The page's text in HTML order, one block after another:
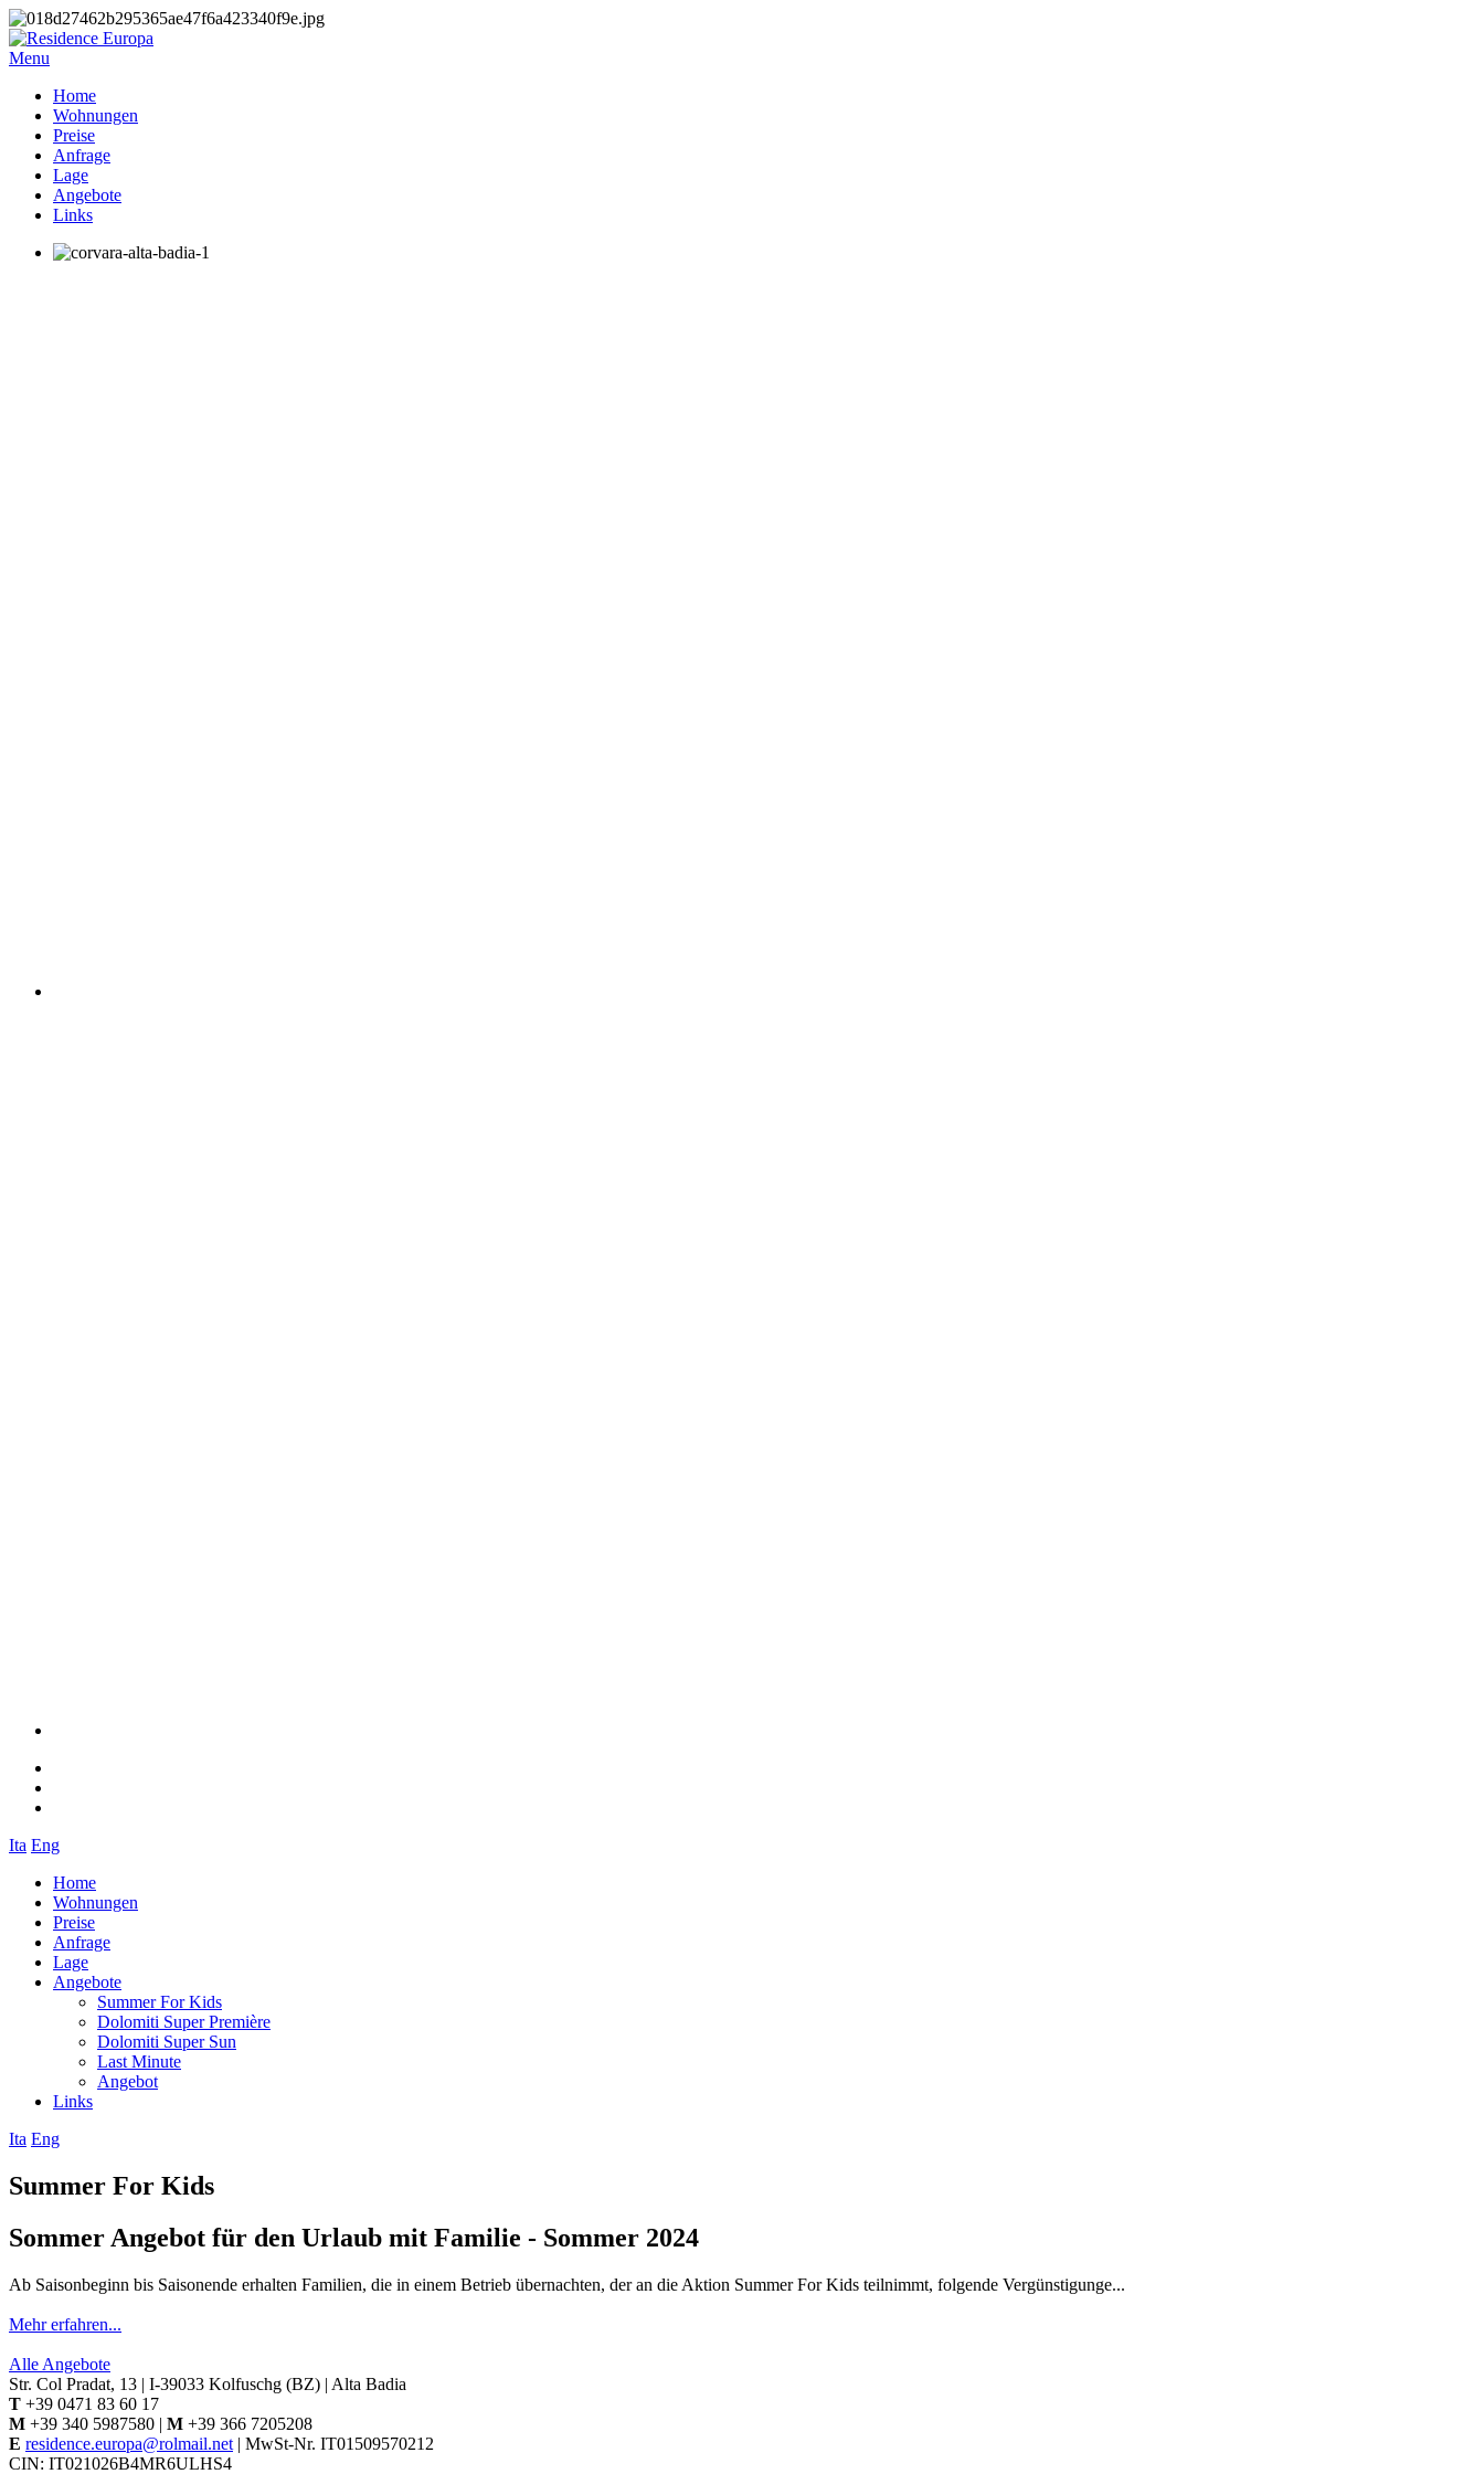
Menu
Home
Wohnungen
Preise
Anfrage
Lage
Angebote
Links
Ita Eng
Home
Wohnungen
Preise
Anfrage
Lage
Angebote
Summer For Kids
Dolomiti Super Première
Dolomiti Super Sun
Last Minute
Angebot
Links
Ita Eng
Summer For Kids
Sommer Angebot für den Urlaub mit Familie - Sommer 2024
Ab Saisonbeginn bis Saisonende erhalten Familien, die in einem Betrieb übernachten, der an die Aktion Summer For Kids teilnimmt, folgende Vergünstigunge...
Mehr erfahren...
Alle Angebote
Str. Col Pradat, 13 | I-39033 Kolfuschg (BZ) | Alta Badia
T +39 0471 83 60 17
M +39 340 5987580 | M +39 366 7205208
E residence.europa@rolmail.net | MwSt-Nr. IT01509570212
CIN: IT021026B4MR6ULHS4